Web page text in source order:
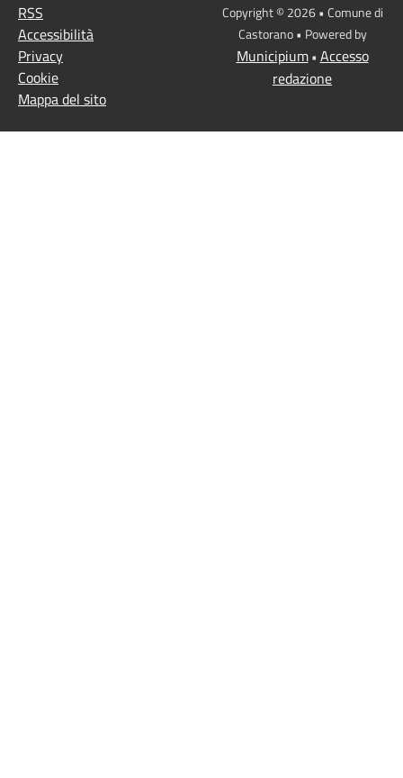
RSS
Accessibilità
Privacy
Cookie
Mappa del sito
Copyright © 2026 • Comune di
Castorano • Powered by
Municipium• Accesso
redazione